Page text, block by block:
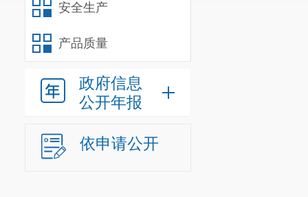
安全生产
产品质量
政府信息
公开年报
依申请公开